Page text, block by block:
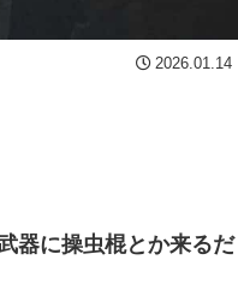
2026.01.14
器に操虫棍とか来るだ